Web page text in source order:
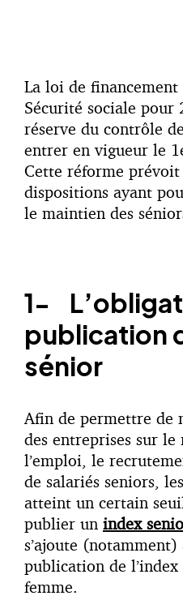
La loi de
Sécurité sociale pour
réserve du contrôle
entrer en vigueur le
Cette réforme prévoit
dispositions ayant
le maintien des
1-
publication
sénior
Afin de permettre de
des entreprises sur le
l’emploi, le
de salariés seniors,
atteint un certain
publier un index
s’ajoute
publication de
femme.